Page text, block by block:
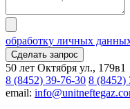
обработку личных
Сделать запрос
50 лет Октября ул., 179в1
8 (8452) 39-76-30 8 (8452)
email: